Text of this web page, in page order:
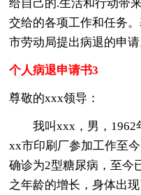
给自己的.生活和行动带
交给的各项工作和任务
市劳动局提出病退的申请
个人病退申请书3
尊敬的xxx领导：
我叫xxx，男，1962
xx市印刷厂参加工作至
确诊为2型糖尿病，至今
之年龄的增长，身体出